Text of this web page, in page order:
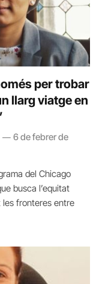
per trobar
llarg viatge en
6 de febrer de
del Chicago
busca l’equitat
les fronteres entre